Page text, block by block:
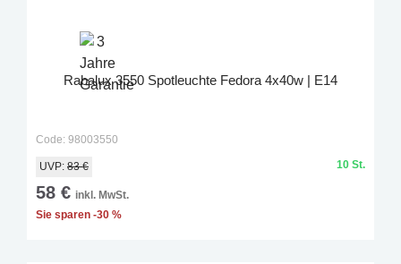
Rabalux 3550 Spotleuchte Fedora 4x40w | E14
Code: 98003550
UVP: 83 €
58 € inkl. MwSt.
Sie sparen -30 %
10 St.